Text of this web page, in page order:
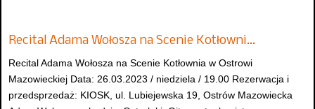
Recital Adama Wołosza na Scenie Kotłowni…
Recital Adama Wołosza na Scenie Kotłownia w Ostrowi
Mazowieckiej Data: 26.03.2023 / niedziela / 19.00 Rezerwacja i
przedsprzedaż: KIOSK, ul. Lubiejewska 19, Ostrów Mazowiecka